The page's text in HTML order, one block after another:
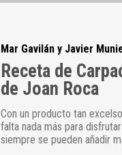
Mar Gavilán y Javier
Receta de
de Joan Roca
Con un producto tan
falta nada más para
siempre se pueden añadir